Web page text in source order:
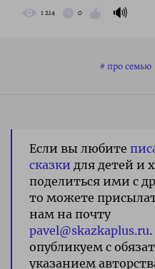
1 214 0 🔊
про семью
Если вы любите
сказки для детей и
поделиться ими с
то можете
нам на почту
pavel@skazkaplus.ru
опубликуем с
указанием